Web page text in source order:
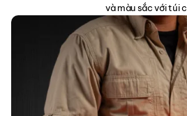
và màu sắc với túi